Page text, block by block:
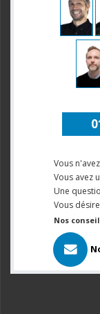
Vous
Vous avez
Une
Vous
Nos